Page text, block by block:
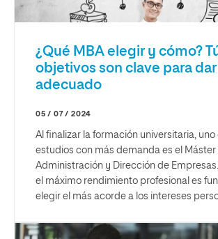
¿Qué MBA elegir y cómo?
objetivos son clave para dar
adecuado
05 / 07 / 2024
Al finalizar la formación universitaria, uno
estudios con más demanda es el Máster
Administración y Dirección de
el máximo rendimiento profesional es
elegir el más acorde a los intereses